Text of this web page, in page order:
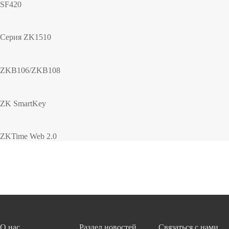
SF420
Серия ZK1510
ZKB106/ZKB108
ZK SmartKey
ZKTime Web 2.0